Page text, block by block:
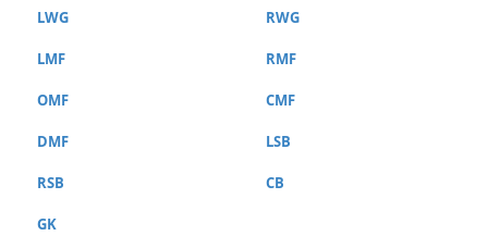
LWG RWG
LMF RMF
OMF CMF
DMF LSB
RSB CB
GK